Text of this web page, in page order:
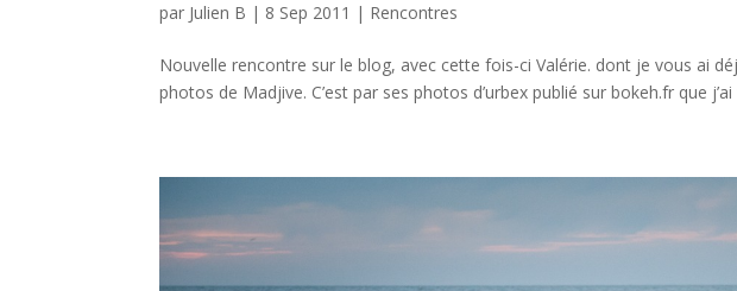
par Julien B | 8 Sep 2011 | Rencontres
Nouvelle rencontre sur le blog, avec cette fois-ci Valérie. dont je vous ai
photos de Madjive. C’est par ses photos d’urbex publié sur bokeh.fr que